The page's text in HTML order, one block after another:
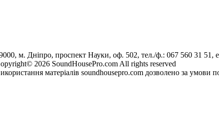
м. Дніпро, проспект Науки, оф. 502, тел./ф.: 067 560 31 51,
2026 SoundHousePro.com All rights reserved
матеріалів soundhousepro.com дозволено за умови